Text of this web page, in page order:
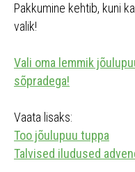
Pakkumine kehtib, kuni
valik!
Vali oma lemmik
sõpradega!
Vaata lisaks:
Too jõulupuu tuppa
Talvised iludused